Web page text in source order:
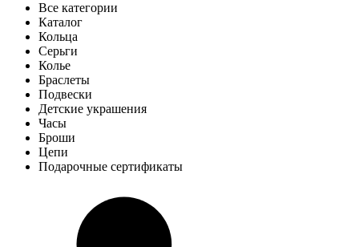
Все категории
Каталог
Кольца
Серьги
Колье
Браслеты
Подвески
Детские украшения
Часы
Броши
Цепи
Подарочные сертификаты